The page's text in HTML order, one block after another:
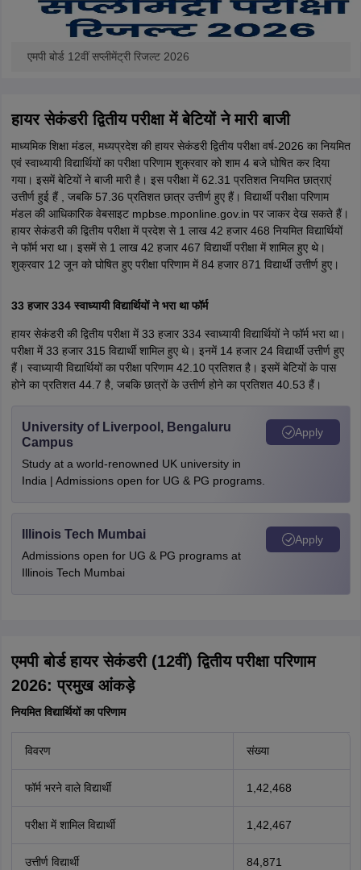
एमपी बोर्ड 12वीं सप्लीमेंट्री रिजल्ट 2026
हायर सेकंडरी द्वितीय परीक्षा में बेटियों ने मारी बाजी
माध्यमिक शिक्षा मंडल, मध्यप्रदेश की हायर सेकंडरी द्वितीय परीक्षा वर्ष-2026 का नियमित
एवं स्वाथ्यायी विद्यार्थियों का परीक्षा परिणाम शुक्रवार को शाम 4 बजे घोषित कर दिया
गया। इसमें बेटियों ने बाजी मारी है। इस परीक्षा में 62.31 प्रतिशत नियमित छात्राएं
उत्तीर्ण हुई हैं , जबकि 57.36 प्रतिशत छात्र उत्तीर्ण हुए हैं। विद्यार्थी परीक्षा परिणाम
मंडल की आधिकारिक वेबसाइट mpbse.mponline.gov.in पर जाकर देख सकते हैं।
हायर सेकंडरी की द्वितीय परीक्षा में प्रदेश से 1 लाख 42 हजार 468 नियमित विद्यार्थियों
ने फॉर्म भरा था। इसमें से 1 लाख 42 हजार 467 विद्यार्थी परीक्षा में शामिल हुए थे।
शुक्रवार 12 जून को घोषित हुए परीक्षा परिणाम में 84 हजार 871 विद्यार्थी उत्तीर्ण हुए।
33 हजार 334 स्वाध्यायी विद्यार्थियों ने भरा था फॉर्म
हायर सेकंडरी की द्वितीय परीक्षा में 33 हजार 334 स्वाध्यायी विद्यार्थियों ने फॉर्म भरा था।
परीक्षा में 33 हजार 315 विद्यार्थी शामिल हुए थे। इनमें 14 हजार 24 विद्यार्थी उत्तीर्ण हुए
हैं। स्वाध्यायी विद्यार्थियों का परीक्षा परिणाम 42.10 प्रतिशत है। इसमें बेटियों के पास
होने का प्रतिशत 44.7 है, जबकि छात्रों के उत्तीर्ण होने का प्रतिशत 40.53 हैं।
University of Liverpool, Bengaluru
Campus
Study at a world-renowned UK university in
India | Admissions open for UG & PG programs.
Apply
Illinois Tech Mumbai
Admissions open for UG & PG programs at
Illinois Tech Mumbai
Apply
एमपी बोर्ड हायर सेकंडरी (12वीं) द्वितीय परीक्षा परिणाम
2026: प्रमुख आंकड़े
नियमित विद्यार्थियों का परिणाम
विवरण संख्या
फॉर्म भरने वाले विद्यार्थी 1,42,468
परीक्षा में शामिल विद्यार्थी 1,42,467
उत्तीर्ण विद्यार्थी 84,871